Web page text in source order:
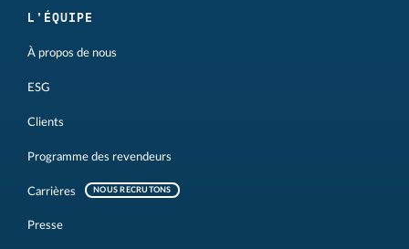
L'ÉQUIPE
À propos de nous
ESG
Clients
Programme des revendeurs
Carrières NOUS RECRUTONS
Presse